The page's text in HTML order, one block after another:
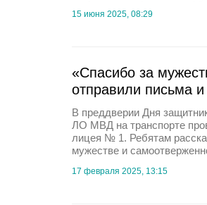
15 июня 2025, 08:29
«Спасибо за
отправили письма
В преддверии Дня
ЛО МВД на транспорте
лицея № 1. Ребятам
мужестве и
17 февраля 2025, 13:15